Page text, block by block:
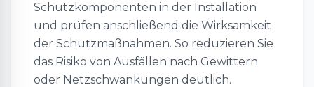
Schutzkomponenten in der Installation
und prüfen anschließend die Wirksamkeit
der Schutzmaßnahmen. So reduzieren Sie
das Risiko von Ausfällen nach Gewittern
oder Netzschwankungen deutlich.